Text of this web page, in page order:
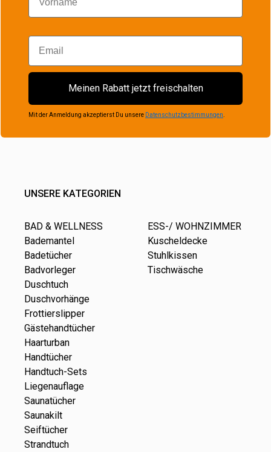
Email
Meinen Rabatt jetzt freischalten
Mit der Anmeldung akzeptierst Du unsere Datenschutzbestimmungen
UNSERE KATEGORIEN
BAD & WELLNESS
Bademantel
Badetücher
Badvorleger
Duschtuch
Duschvorhänge
Frottierslipper
Gästehandtücher
Haarturban
Handtücher
Handtuch-Sets
Liegenauflage
Saunatücher
Saunakilt
Seiftücher
Strandtuch
ESS-/ WOHNZIMMER
Kuscheldecke
Stuhlkissen
Tischwäsche